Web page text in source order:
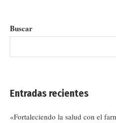
Buscar
Entradas recientes
«Fortaleciendo la salud con el